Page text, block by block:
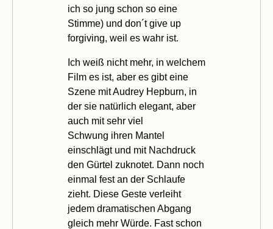
ich so jung schon so eine
Stimme) und don´t give up
forgiving, weil es wahr ist.
Ich weiß nicht mehr, in welchem
Film es ist, aber es gibt eine
Szene mit Audrey Hepburn, in
der sie natürlich elegant, aber
auch mit sehr viel
Schwung ihren Mantel
einschlägt und mit Nachdruck
den Gürtel zuknotet. Dann noch
einmal fest an der Schlaufe
zieht. Diese Geste verleiht
jedem dramatischen Abgang
gleich mehr Würde. Fast schon